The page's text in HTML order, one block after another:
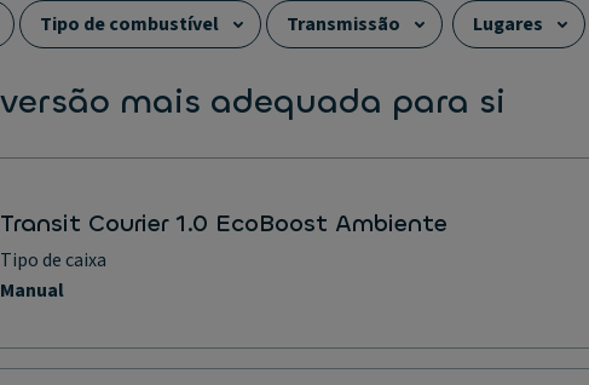
Tipo de combustível Transmissão Lugares
mais adequada para si
Transit Courier 1.0 EcoBoost Ambiente
Tipo de caixa
Manual